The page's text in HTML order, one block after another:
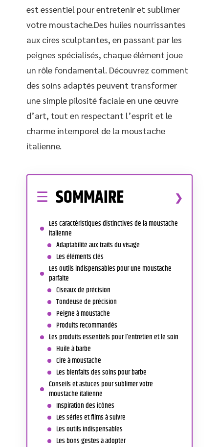
est essentiel pour entretenir et sublimer
votre moustache.Des huiles nourrissantes
aux cires sculptantes, en passant par les
peignes spécialisés, chaque élément joue
un rôle fondamental. Découvrez comment
des soins adaptés peuvent transformer
une simple pilosité faciale en une œuvre
d’art, tout en respectant l’esprit et le
charme intemporel de la moustache
italienne.
SOMMAIRE
Les caractéristiques distinctives de la moustache
italienne
Adaptabilité aux traits du visage
Les éléments clés
Les outils indispensables pour une moustache
parfaite
Ciseaux de précision
Tondeuse de précision
Peigne à moustache
Produits recommandés
Les produits essentiels pour l’entretien et le soin
Huile à barbe
Cire à moustache
Les bienfaits des soins pour barbe
Conseils et astuces pour sublimer votre
moustache italienne
Inspiration des icônes
Les séries et films à suivre
Les outils indispensables
Les bons gestes à adopter